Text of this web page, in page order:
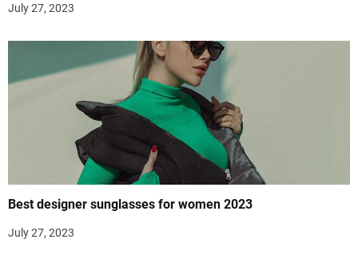
July 27, 2023
Best designer sunglasses for women 2023
July 27, 2023